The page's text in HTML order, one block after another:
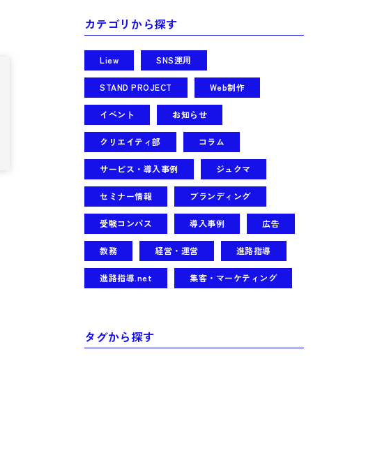
カテゴリから探す
Liew SNS運用
STAND PROJECT Web制作
イベント お知らせ
クリエイティ部 コラム
サービス・導入事例 ジュクマ
セミナー情報 ブランディング
受験コンパス 導入事例 広告
教務 経営・運営 進路指導
進路指導.net 集客・マーケティング
タグから探す